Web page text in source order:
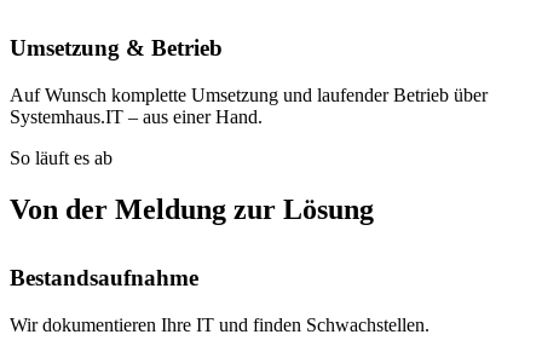
Umsetzung & Betrieb
Auf Wunsch komplette Umsetzung und laufender Betrieb über
Systemhaus.IT – aus einer Hand.
So läuft es ab
Von der Meldung zur Lösung
Bestandsaufnahme
Wir dokumentieren Ihre IT und finden Schwachstellen.